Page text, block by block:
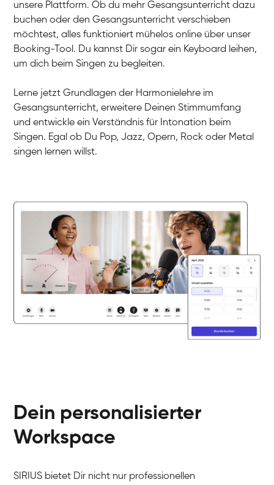
Gesang / Vocal
Gesang / Vocal
Gesang / Vocal
Gesang / Vocal
Gesang / Vocal
Gesang / Vocal
Gesang / Vocal
Gesang / Vocal
unsere Plattform. Ob du mehr Gesangsunterricht dazu
buchen oder den Gesangsunterricht verschieben
möchtest, alles funktioniert mühelos online über unser
Booking-Tool. Du kannst Dir sogar ein Keyboard leihen,
um dich beim Singen zu begleiten.
Lerne jetzt Grundlagen der Harmonielehre im
Gesangsunterricht, erweitere Deinen Stimmumfang
und entwickle ein Verständnis für Intonation beim
Singen. Egal ob Du Pop, Jazz, Opern, Rock oder Metal
singen lernen willst.
Dein personalisierter
Workspace
SIRIUS bietet Dir nicht nur professionellen